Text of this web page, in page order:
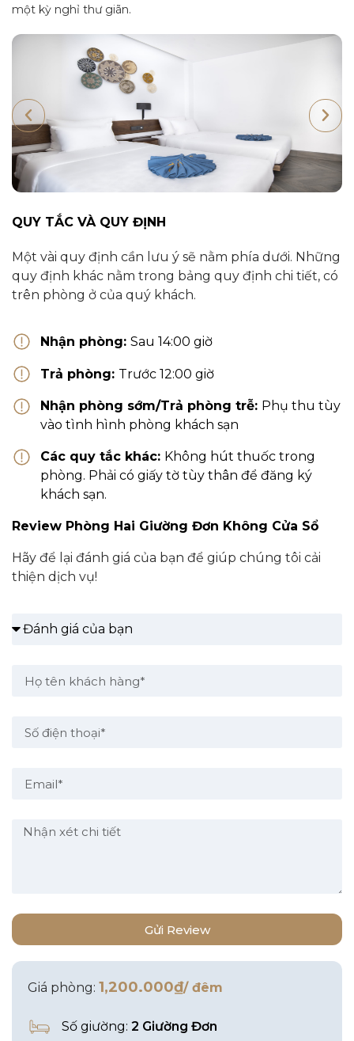
một kỳ nghỉ thư giãn.
QUY TẮC VÀ QUY ĐỊNH
Một vài quy định cần lưu ý sẽ nằm phía dưới. Những
quy định khác nằm trong bảng quy định chi tiết, có
trên phòng ở của quý khách.
Nhận phòng:Sau 14:00 giờ
Trả phòng: Trước 12:00 giờ
Nhận phòng sớm/Trả phòng trễ: Phụ thu tùy
vào tình hình phòng khách sạn
Các quy tắc khác: Không hút thuốc trong
phòng. Phải có giấy tờ tùy thân để đăng ký
khách sạn.
Review Phòng Hai Giường Đơn Không Cửa Sổ
Hãy để lại đánh giá của bạn để giúp chúng tôi cải
thiện dịch vụ!
Gửi Review
Giá phòng: 1,200.000₫/ đêm
Số giường: 2 Giường Đơn